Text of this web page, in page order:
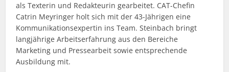
als Texterin und Redakteurin gearbeitet. CAT-Chefin
Catrin Meyringer holt sich mit der 43-Jährigen eine
Kommunikationsexpertin ins Team. Steinbach bringt
langjährige Arbeitserfahrung aus den Bereiche
Marketing und Pressearbeit sowie entsprechende
Ausbildung mit.